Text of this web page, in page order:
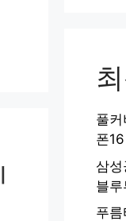
풀
폰
삼
블
푸